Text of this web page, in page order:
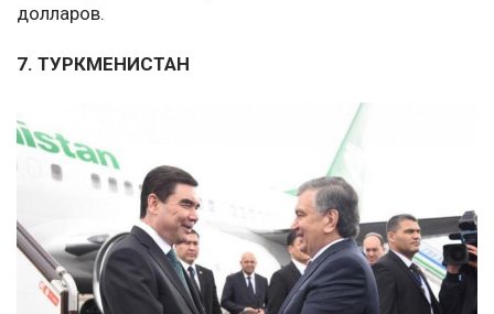
долларов.
7. ТУРКМЕНИСТАН